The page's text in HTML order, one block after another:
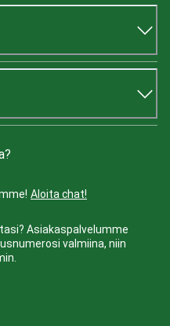
Aloita chat!
Asiakaspalvelumme
valmiina, niin